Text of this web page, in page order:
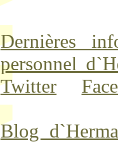
Dernières
personnel
Twitter
Blog